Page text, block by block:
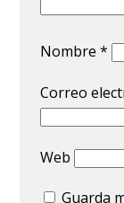
Nombre*
Correo
Web
Guarda